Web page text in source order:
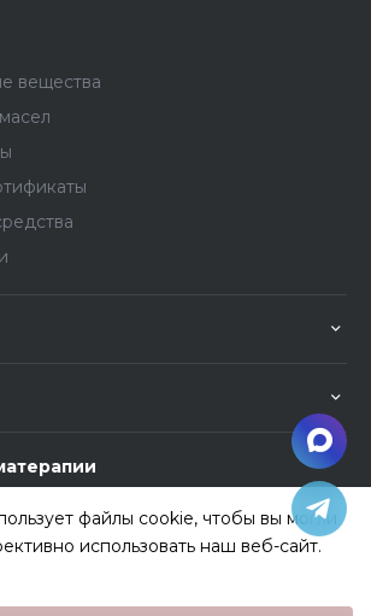
вещества
файлы cookie, чтобы вы могли
использовать наш веб-сайт.